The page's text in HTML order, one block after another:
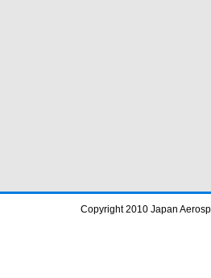
Copyright 2010 Japan